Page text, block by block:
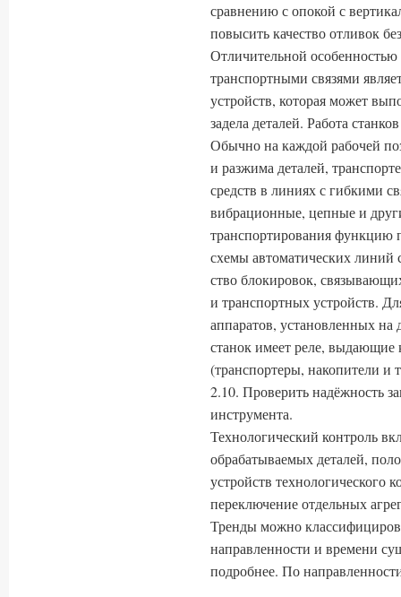
сравнению с опокой с
повысить качество отливок
Отличительной
транспортными связями
устройств, которая может
задела деталей. Работа
Обычно на каждой рабочей
и разжима деталей,
средств в линиях с гибкими
вибрационные, цепные и
транспортиро­вания функцию
схемы автоматических линий
ство блокировок,
и транспортных устройств.
аппаратов, установленных
станок имеет реле, выдающие
(транспортеры, накопители и
2.10. Проверить надёжность
инструмента.
Технологический контроль
обрабатываемых деталей,
устройств технологического
переключение отдельных
Тренды можно
направленности и времени
подробнее. По